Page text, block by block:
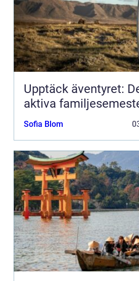
Upptäck äventyret:
aktiva
Sofia Blom